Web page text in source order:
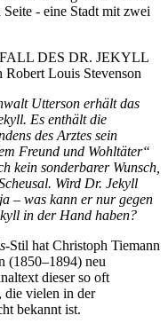
Seite - eine Stadt mit zwei
Utterson erhält das
Es enthält die
des Arztes sein
Freund und Wohltäter“
kein sonderbarer Wunsch,
Wird Dr. Jekyll
– was kann er nur gegen
in der Hand haben?
-Stil hat Christoph Tiemann
(1850–1894) neu
dieser so oft
die vielen in der
bekannt ist.